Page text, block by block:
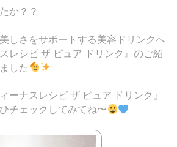
か？？
しさをサポートする美容ドリンクへ
レシピ ザ ピュア ドリンク』のご紹
した
ーナスレシピ ザ ピュア ドリンク』
チェックしてみてね〜